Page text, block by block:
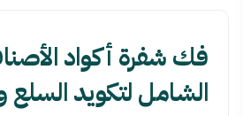
فك شفرة أكواد
الشامل لتكويد